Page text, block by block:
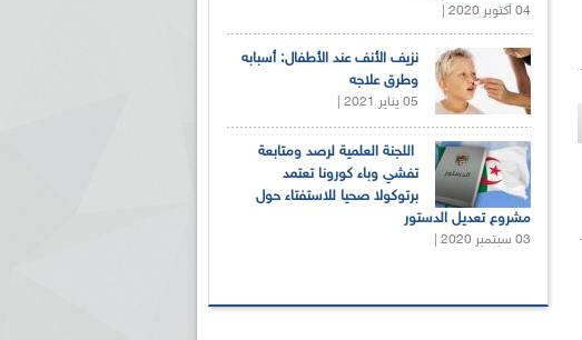
04 أكتوبر 2020 |
نزيف الأنف عند الأطفال: أسبابه
وطرق علاجه
05 يناير 2021 |
اللجنة العلمية لرصد ومتابعة
تفشي وباء كورونا تعتمد
برتوكولا صحيا للاستفتاء حول
مشروع تعديل الدستور
03 سبتمبر 2020 |